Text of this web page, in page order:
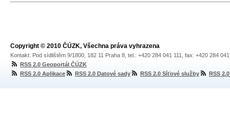
Copyright © 2010 ČÚZK, Všechna práva vyhrazena
Kontakt: Pod sídlištěm 9/1800, 182 11 Praha 8, tel.: +420 284 041 111, fax: +420 284
RSS 2.0 Geoportál ČÚZK
RSS 2.0 Aplikace
RSS 2.0 Datové sady RSS 2.0 Síťové služby RSS